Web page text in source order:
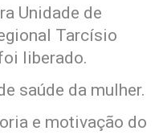
Unidade de
Tarcísio
liberado.
saúde da mulher.
e motivação do